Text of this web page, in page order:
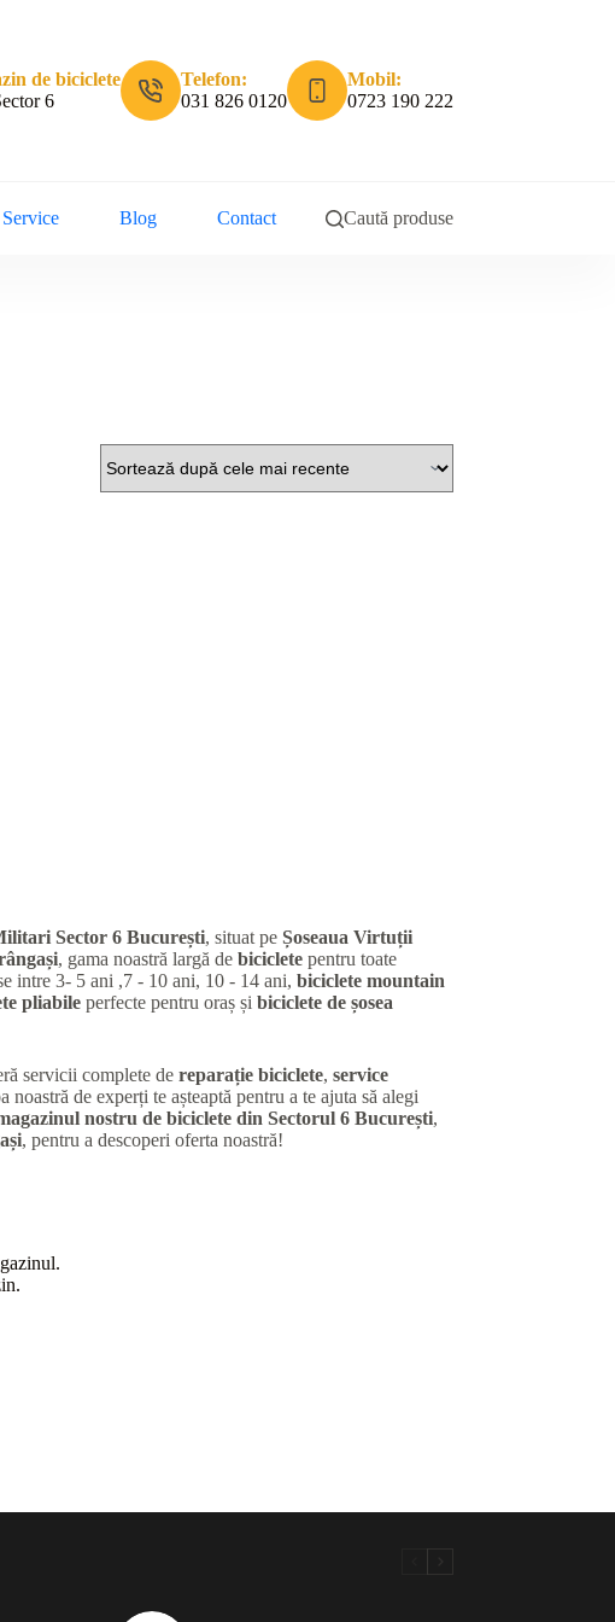
de biciclete
6
Telefon:
031 826 0120
Mobil:
0723 190 222
Service Blog Contact Caută produse
Sector 6 București, situat pe Șoseaua Virtuții
, gama noastră largă de bicicletepentru toate
intre 3- 5 ani ,7 - 10 ani, 10 - 14 ani, biciclete mountain
pliabileperfecte pentru oraș și biciclete de șosea
servicii complete de reparație biciclete, service
noastră de experți te așteaptă pentru a te ajuta să alegi
nostru de biciclete din Sectorul 6 București,
, pentru a descoperi oferta noastră!